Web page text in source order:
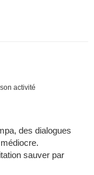
activité
des dialogues
sauver par